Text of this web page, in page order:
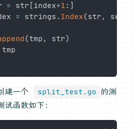
= str [index+1 : ]
= strings . Index(str , sep
(tmp , str)
建一个 split_test.go
的测
函数如下：